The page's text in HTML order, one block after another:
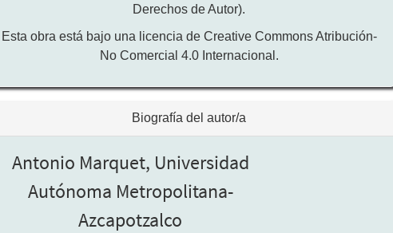
Derechos de Autor).
Esta obra está bajo una licencia de Creative Commons Atribución-
No Comercial 4.0 Internacional.
Biografía del autor/a
Antonio Marquet, Universidad
Autónoma Metropolitana-
Azcapotzalco